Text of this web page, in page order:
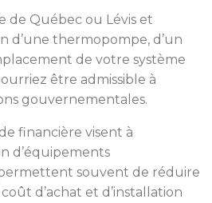
de Québec ou Lévis et
d’une thermopompe, d’un
de votre système
être admissible à
gouvernementales.
financière visent à
d’équipements
souvent de réduire
d’achat et d’installation